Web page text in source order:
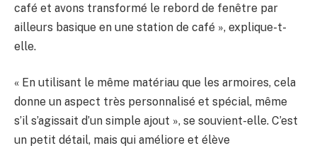
café et avons transformé le rebord de fenêtre par
ailleurs basique en une station de café », explique-t-
elle.
« En utilisant le même matériau que les armoires, cela
donne un aspect très personnalisé et spécial, même
s’il s’agissait d’un simple ajout », se souvient-elle. C’est
un petit détail, mais qui améliore et élève